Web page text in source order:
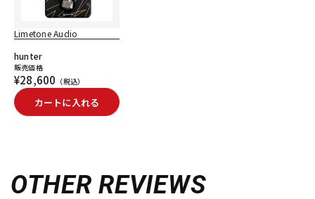
Limetone Audio
hunter
販売価格
¥28,600 （税込）
カートに入れる
OTHER REVIEWS